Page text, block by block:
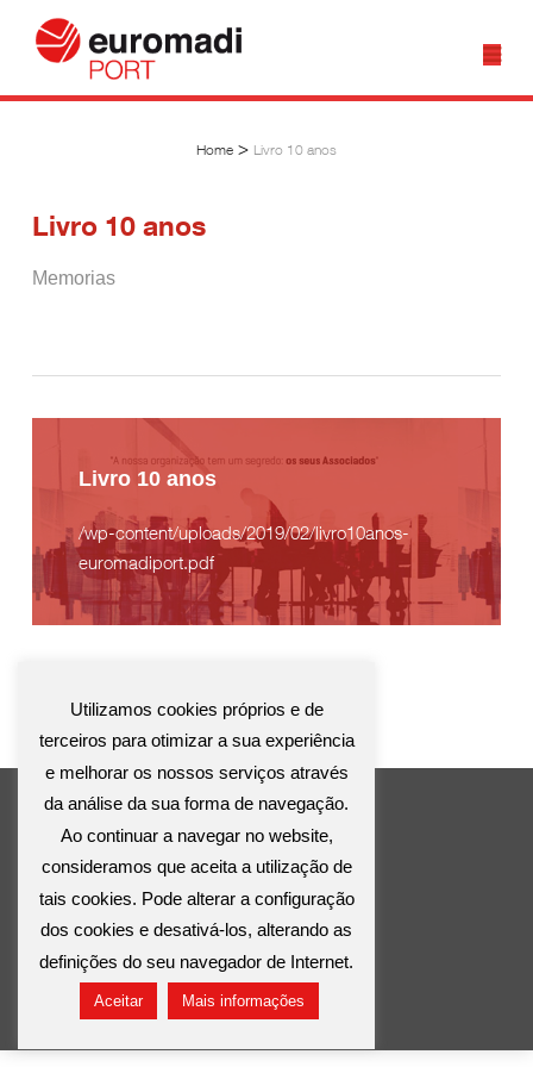
Home > Livro 10 anos
Livro 10 anos
Memorias
Livro 10 anos
/wp-content/uploads/2019/02/livro10anos-
euromadiport.pdf
© Euromadi Portugal 2019.
Aviso legal e Privacidade|Politica de cookies
Utilizamos cookies próprios e de
terceiros para otimizar a sua experiência
e melhorar os nossos serviços através
da análise da sua forma de navegação.
Ao continuar a navegar no website,
consideramos que aceita a utilização de
tais cookies. Pode alterar a configuração
dos cookies e desativá-los, alterando as
definições do seu navegador de Internet.
Aceitar Mais informações